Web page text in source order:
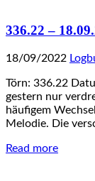
336.22 –
18/09/2022
Törn: 336.22
gestern nur
häufigem
Melodie. Die
Read more